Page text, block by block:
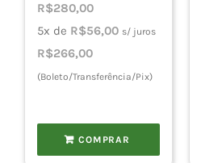
R$280,00
5x de R$56,00 s/ juros
R$266,00
(Boleto/Transferência/Pix)
COMPRAR